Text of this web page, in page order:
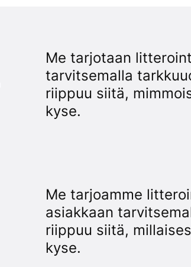
Me tarjotaan
tarvitsemalla
riippuu siitä,
kyse.
Me tarjoamme
asiakkaan
riippuu siitä,
kyse.